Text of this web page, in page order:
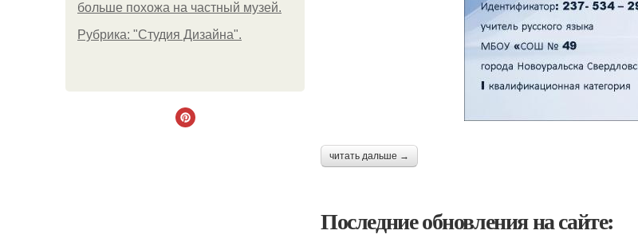
больше похожа на частный музей.
Рубрика: "Студия Дизайна".
читать дальше →
Последние обновления на сайте: